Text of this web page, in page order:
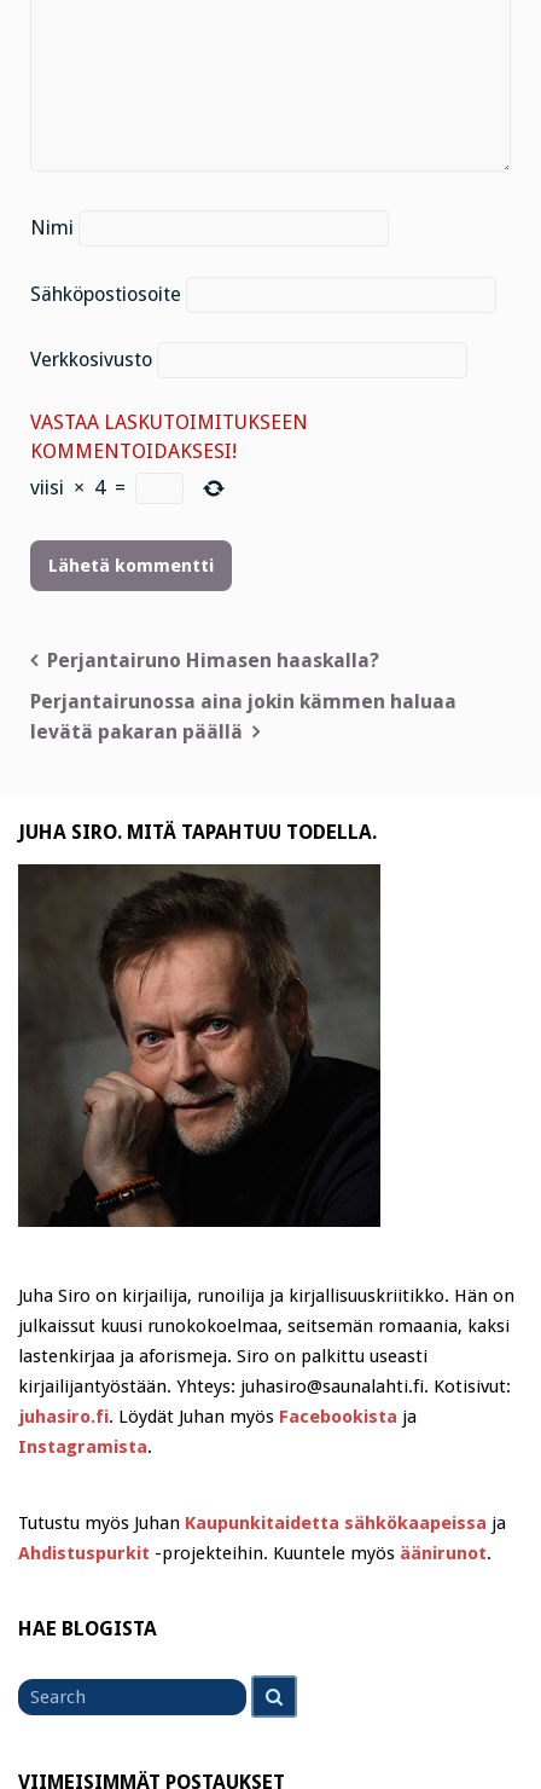
Nimi
Sähköpostiosoite
Verkkosivusto
VASTAA LASKUTOIMITUKSEEN
KOMMENTOIDAKSESI!
viisi × 4 =
Artikkelien
selaus
Perjantairuno Himasen haaskalla?
Perjantairunossa aina jokin kämmen haluaa
levätä pakaran päällä
JUHA SIRO. MITÄ TAPAHTUU TODELLA.
Juha Siro on kirjailija, runoilija ja kirjallisuuskriitikko. Hän on
julkaissut kuusi runokokoelmaa, seitsemän romaania, kaksi
lastenkirjaa ja aforismeja. Siro on palkittu useasti
kirjailijantyöstään. Yhteys: juhasiro@saunalahti.fi. Kotisivut:
juhasiro.fi. Löydät Juhan myös Facebookista ja
Instagramista.
Tutustu myös Juhan Kaupunkitaidetta sähkökaapeissa ja
Ahdistuspurkit -projekteihin. Kuuntele myös äänirunot.
HAE BLOGISTA
Search
for
VIIMEISIMMÄT POSTAUKSET